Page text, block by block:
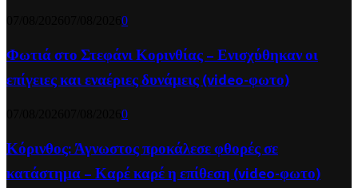
0
Φωτιά στο Στεφάνι Κορινθίας – Ενισχύθηκαν οι
επίγειες και εναέριες δυνάμεις (video-φωτο)
0
Κόρινθος: Άγνωστος προκάλεσε φθορές σε
κατάστημα – Καρέ καρέ η επίθεση (video-φωτο)